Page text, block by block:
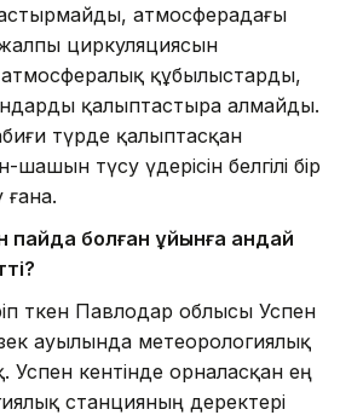
атмосферадағы
циркуляциясын
атмосфералық құбылыстарды,
қалыптастыра алмайды.
түрде қалыптасқан
түсу үдерісін белгілі бір
болған құйынға қандай
өткен Павлодар облысы Успен
ауылында метеорологиялық
Успен кентінде орналасқан ең
станцияның деректері